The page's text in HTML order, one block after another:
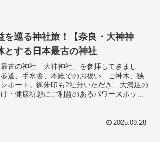
を巡る神社旅！【奈良・大神神
とする日本最古の神社
古の神社「大神神社」を参拝してきまし
道、手水舎、本殿でのお祓い、ご神木、狭
ポート。御朱印も2社分いただき、大満足の
・健康祈願にご利益のあるパワースポット
2025.09.28